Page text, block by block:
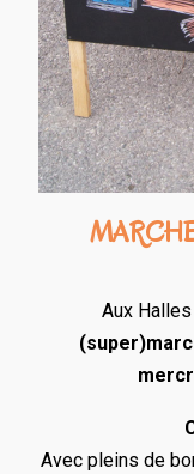
Aux
Avec pleins de